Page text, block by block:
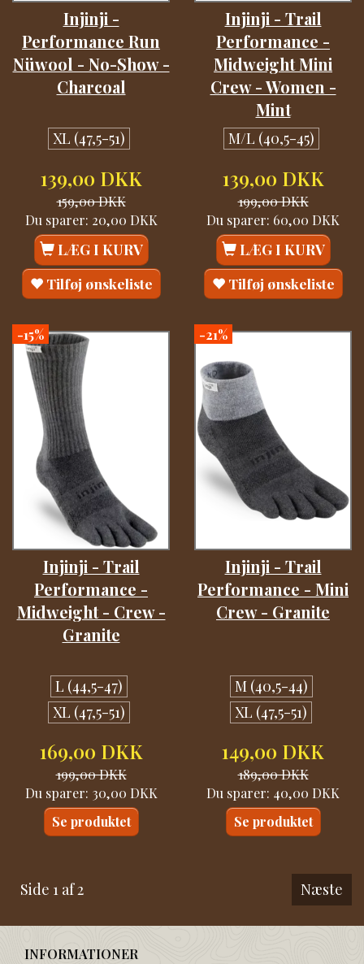
Injinji -
Performance Run
Nüwool - No-Show -
Charcoal
XL (47,5-51)
139,00 DKK
159,00 DKK
Du sparer: 20,00 DKK
LÆG I KURV
Tilføj ønskeliste
Injinji - Trail
Performance -
Midweight Mini
Crew - Women -
Mint
M/L (40,5-45)
139,00 DKK
199,00 DKK
Du sparer: 60,00 DKK
LÆG I KURV
Tilføj ønskeliste
-15%
Injinji - Trail
Performance -
Midweight - Crew -
Granite
L (44,5-47)
XL (47,5-51)
169,00 DKK
199,00 DKK
Du sparer: 30,00 DKK
Se produktet
-21%
Injinji - Trail
Performance - Mini
Crew - Granite
M (40,5-44)
XL (47,5-51)
149,00 DKK
189,00 DKK
Du sparer: 40,00 DKK
Se produktet
Side 1 af 2 Næste
INFORMATIONER